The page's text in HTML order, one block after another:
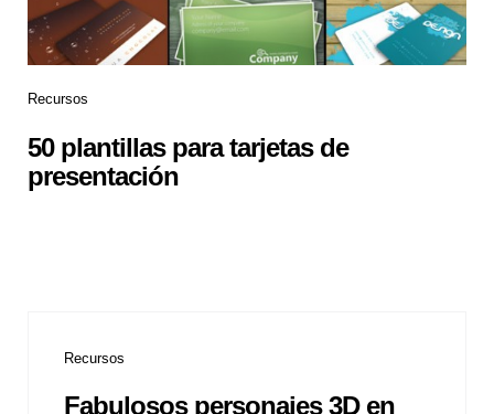
Recursos
50 plantillas para tarjetas de
presentación
Recursos
Fabulosos personajes 3D en